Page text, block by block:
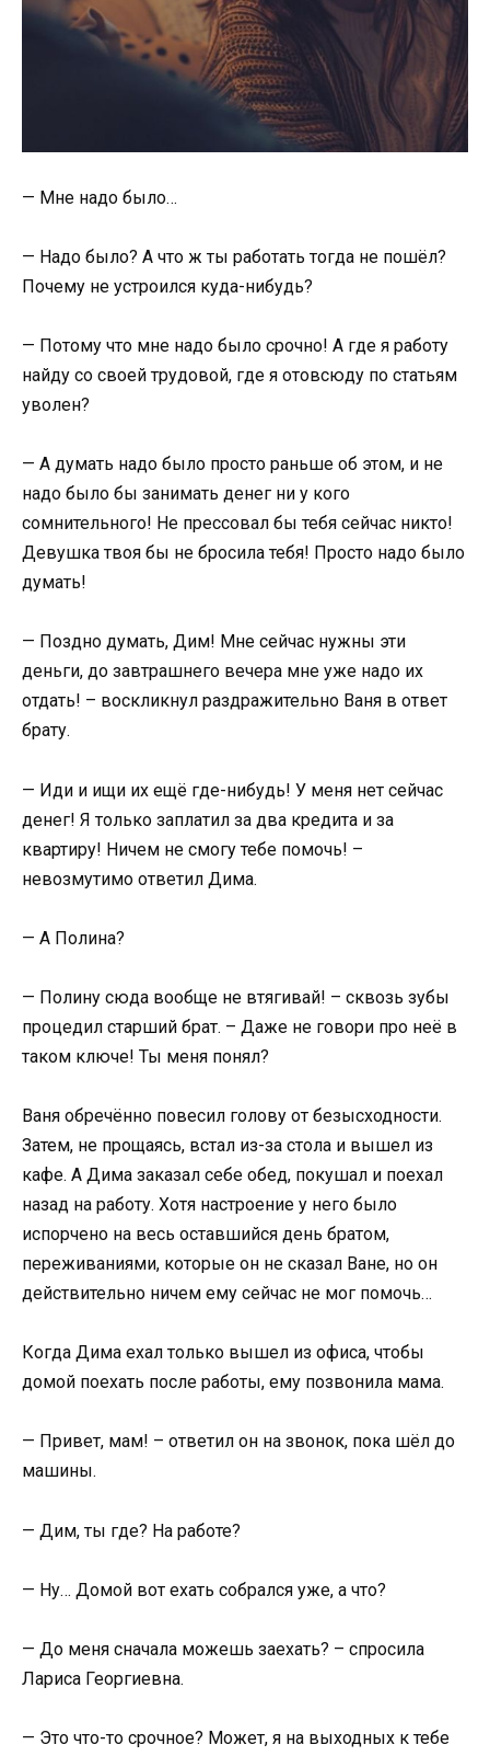
— Мне надо было…
— Надо было? А что ж ты работать тогда не пошёл?
Почему не устроился куда-нибудь?
— Потому что мне надо было срочно! А где я работу
найду со своей трудовой, где я отовсюду по статьям
уволен?
— А думать надо было просто раньше об этом, и не
надо было бы занимать денег ни у кого
сомнительного! Не прессовал бы тебя сейчас никто!
Девушка твоя бы не бросила тебя! Просто надо было
думать!
— Поздно думать, Дим! Мне сейчас нужны эти
деньги, до завтрашнего вечера мне уже надо их
отдать! – воскликнул раздражительно Ваня в ответ
брату.
— Иди и ищи их ещё где-нибудь! У меня нет сейчас
денег! Я только заплатил за два кредита и за
квартиру! Ничем не смогу тебе помочь! –
невозмутимо ответил Дима.
— А Полина?
— Полину сюда вообще не втягивай! – сквозь зубы
процедил старший брат. – Даже не говори про неё в
таком ключе! Ты меня понял?
Ваня обречённо повесил голову от безысходности.
Затем, не прощаясь, встал из-за стола и вышел из
кафе. А Дима заказал себе обед, покушал и поехал
назад на работу. Хотя настроение у него было
испорчено на весь оставшийся день братом,
переживаниями, которые он не сказал Ване, но он
действительно ничем ему сейчас не мог помочь…
Когда Дима ехал только вышел из офиса, чтобы
домой поехать после работы, ему позвонила мама.
— Привет, мам! – ответил он на звонок, пока шёл до
машины.
— Дим, ты где? На работе?
— Ну… Домой вот ехать собрался уже, а что?
— До меня сначала можешь заехать? – спросила
Лариса Георгиевна.
— Это что-то срочное? Может, я на выходных к тебе